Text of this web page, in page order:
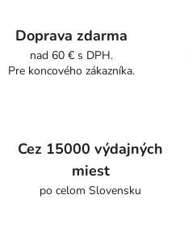
Doprava zdarma
nad 60 € s DPH.
Pre koncového zákazníka.
Cez 15000 výdajných
miest
po celom Slovensku